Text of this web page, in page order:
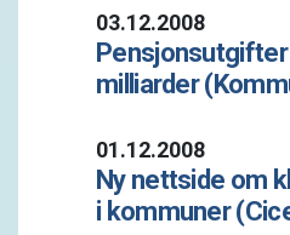
03.12.2008
milliarder
01.12.2008
Ny nettside om
i kommuner